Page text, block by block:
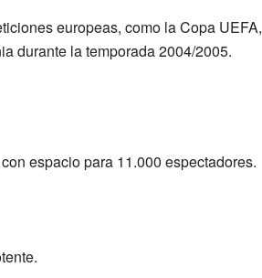
europeas, como la Copa UEFA,
durante la temporada 2004/2005.
espacio para 11.000 espectadores.